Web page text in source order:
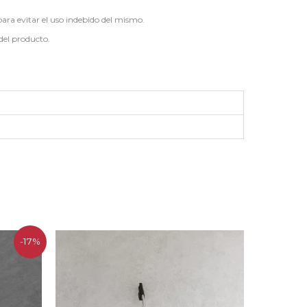
evitar el uso indebido del mismo.
producto.
-17%